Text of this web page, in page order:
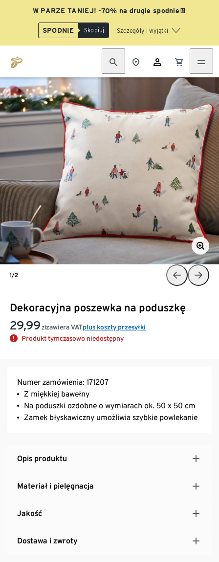
W PARZE TANIEJ! -70% na drugie spodnie👖
SPODNIE Skopiuj Szczegóły i wyjątki
Dekoracyjna poszewka na poduszkę
29,99 złzawiera VATplus koszty przesyłki
Produkt tymczasowo niedostępny
1/2
Numer zamówienia: 171207
Z miękkiej bawełny
Na poduszki ozdobne o wymiarach ok. 50 x 50 cm
Zamek błyskawiczny umożliwia szybkie powlekanie
Opis produktu
Materiał i pielęgnacja
Jakość
Dostawa i zwroty